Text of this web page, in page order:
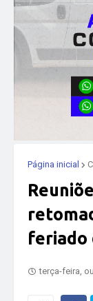
Página inicial
feriado
terça-feira,